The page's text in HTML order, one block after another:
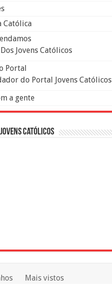
Católica
Jovens Católicos
Portal
do Portal Jovens Católicos
a gente
Católicos
Mais vistos